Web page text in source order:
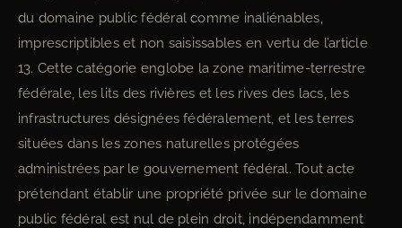
du domaine public fédéral comme inaliénables,
imprescriptibles et non saisissables en vertu de l’article
13. Cette catégorie englobe la zone maritime-terrestre
fédérale, les lits des rivières et les rives des lacs, les
infrastructures désignées fédéralement, et les terres
situées dans les zones naturelles protégées
administrées par le gouvernement fédéral. Tout acte
prétendant établir une propriété privée sur le domaine
public fédéral est nul de plein droit, indépendamment